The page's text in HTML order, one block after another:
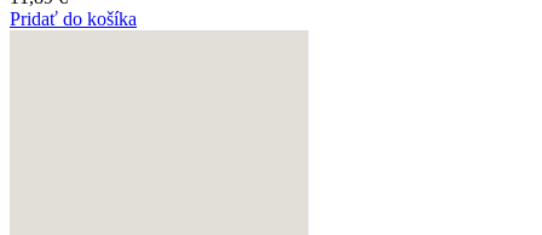
Pridať do košíka